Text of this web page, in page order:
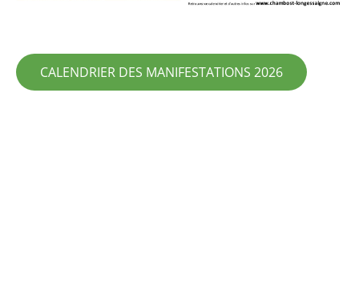
CALENDRIER DES MANIFESTATIONS 2026